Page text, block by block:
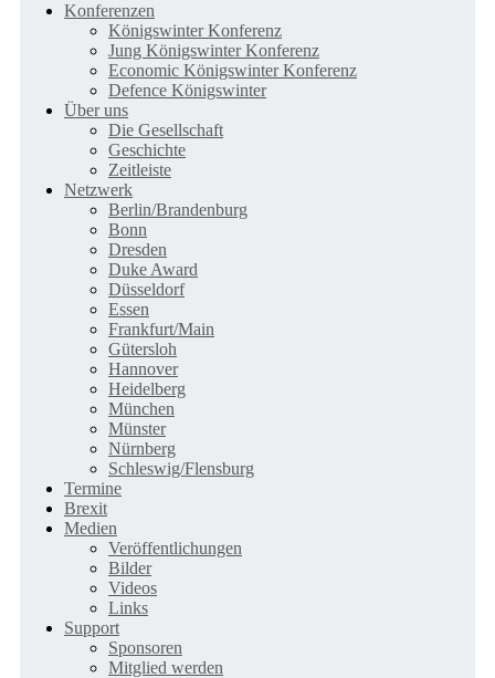
Konferenzen
Königswinter Konferenz
Jung Königswinter Konferenz
Economic Königswinter Konferenz
Defence Königswinter
Über uns
Die Gesellschaft
Geschichte
Zeitleiste
Netzwerk
Berlin/Brandenburg
Bonn
Dresden
Duke Award
Düsseldorf
Essen
Frankfurt/Main
Gütersloh
Hannover
Heidelberg
München
Münster
Nürnberg
Schleswig/Flensburg
Termine
Brexit
Medien
Veröffentlichungen
Bilder
Videos
Links
Support
Sponsoren
Mitglied werden